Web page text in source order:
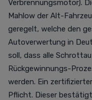
Verbrennungsmotor).
Mahlow der Alt-
geregelt, welche den
Autoverwertung in
soll, dass alle
Rückgewinnungs-
werden. Ein
Pflicht. Dieser